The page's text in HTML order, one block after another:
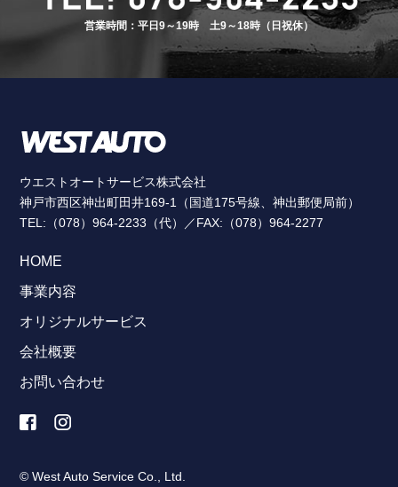
営業時間：平日9～19時 土9～18時（日祝休）
ウエストオートサービス株式会社
神戸市西区神出町田井169-1（国道175号線、神出郵便局前）
TEL:（078）964-2233（代）／FAX:（078）964-2277
HOME
事業内容
オリジナルサービス
会社概要
お問い合わせ
© West Auto Service Co., Ltd.